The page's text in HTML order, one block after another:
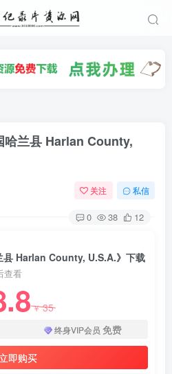
哈兰县 Harlan County,
关注 私信
0 38 12
县 Harlan County, U.S.A.》下载
查看
￥35
终身VIP会员 免费
即购买